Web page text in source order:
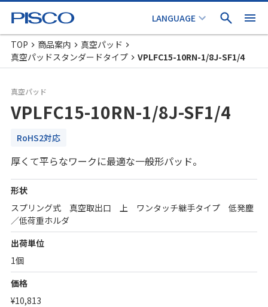
TOP 商品案内
真空パッド
真空パッドスタンダードタイプ
VPLFC15-10RN-1/8J-SF1/4
真空パッド
VPLFC15-10RN-1/8J-SF1/4
RoHS2対応
厚くて平らなワークに最適な一般形パッド。
形状
スプリング式 真空取出口 上 ワンタッチ継手タイプ 低発塵
／低荷重ホルダ
出荷単位
1個
価格
¥10,813